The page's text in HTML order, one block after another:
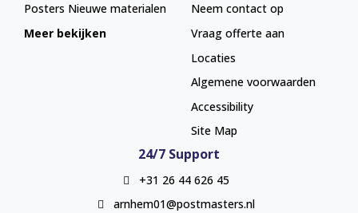
Posters Nieuwe materialen
Meer bekijken
Neem contact op
Vraag offerte aan
Locaties
Algemene voorwaarden
Accessibility
Site Map
24/7 Support
+31 26 44 626 45
arnhem01@postmasters.nl